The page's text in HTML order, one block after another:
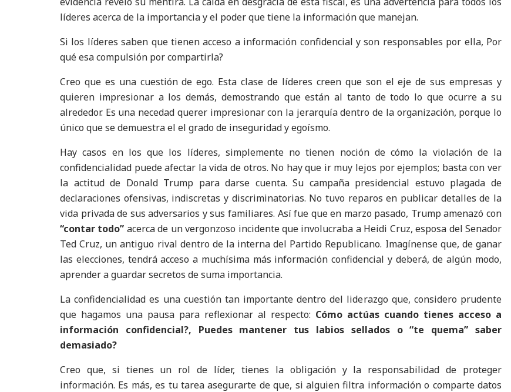
líderes acerca de la importancia y el poder que tiene la información que manejan.
Si los líderes saben que tienen acceso a información confidencial y son responsables por ella, Por
qué esa compulsión por compartirla?
Creo que es una cuestión de ego. Esta clase de líderes creen que son el eje de sus empresas y
quieren impresionar a los demás, demostrando que están al tanto de todo lo que ocurre a su
alrededor. Es una necedad querer impresionar con la jerarquía dentro de la organización, porque lo
único que se demuestra el el grado de inseguridad y egoísmo.
Hay casos en los que los líderes, simplemente no tienen noción de cómo la violación de la
confidencialidad puede afectar la vida de otros. No hay que ir muy lejos por ejemplos; basta con ver
la actitud de Donald Trump para darse cuenta. Su campaña presidencial estuvo plagada de
declaraciones ofensivas, indiscretas y discriminatorias. No tuvo reparos en publicar detalles de la
vida privada de sus adversarios y sus familiares. Así fue que en marzo pasado, Trump amenazó con
“contar todo” acerca de un vergonzoso incidente que involucraba a Heidi Cruz, esposa del Senador
Ted Cruz, un antiguo rival dentro de la interna del Partido Republicano. Imagínense que, de ganar
las elecciones, tendrá acceso a muchísima más información confidencial y deberá, de algún modo,
aprender a guardar secretos de suma importancia.
La confidencialidad es una cuestión tan importante dentro del liderazgo que, considero prudente
que hagamos una pausa para reflexionar al respecto: Cómo actúas cuando tienes acceso a
información confidencial?, Puedes mantener tus labios sellados o “te quema” saber
demasiado?
Creo que, si tienes un rol de líder, tienes la obligación y la responsabilidad de proteger
información. Es más, es tu tarea asegurarte de que, si alguien filtra información o comparte datos